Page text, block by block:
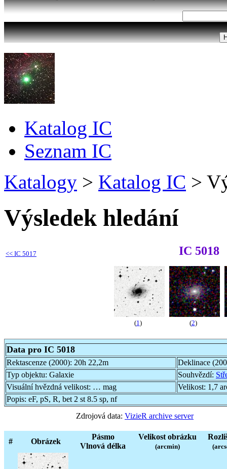
Katalog IC
Seznam IC
Katalogy > Katalog IC >
Výsledek hledání
<< IC 5017 IC 5018
(1 ) (2)
Data pro IC 5018
Rektascenze (2000): 20h 22,2m
Deklinace
Typ objektu: Galaxie Souhvězdí:
Visuální hvězdná velikost: … mag Velikost: 1,7
Popis: eF, pS, R, bet 2 st 8.5 sp, nf
Zdrojová data: VizieR archive server
# Obrázek
Pásmo
Vlnová délka
Velikost obrázku
(arcmin)